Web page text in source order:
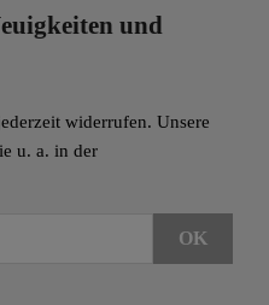
und
widerrufen. Unsere
u. a. in der